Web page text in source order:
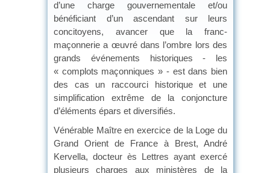
d’une charge gouvernementale et/ou
bénéficiant d’un ascendant sur leurs
concitoyens, avancer que la franc-
maçonnerie a œuvré dans l’ombre lors des
grands événements historiques - les
« complots maçonniques » - est dans bien
des cas un raccourci historique et une
simplification extrême de la conjoncture
d’éléments épars et diversifiés.
Vénérable Maître en exercice de la Loge du
Grand Orient de France à Brest, André
Kervella, docteur ès Lettres ayant exercé
plusieurs charges aux ministères de la